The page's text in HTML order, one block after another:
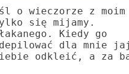
o wieczorze z moim
się mijamy.
Kiedy go
dla mnie
odkleić, a za